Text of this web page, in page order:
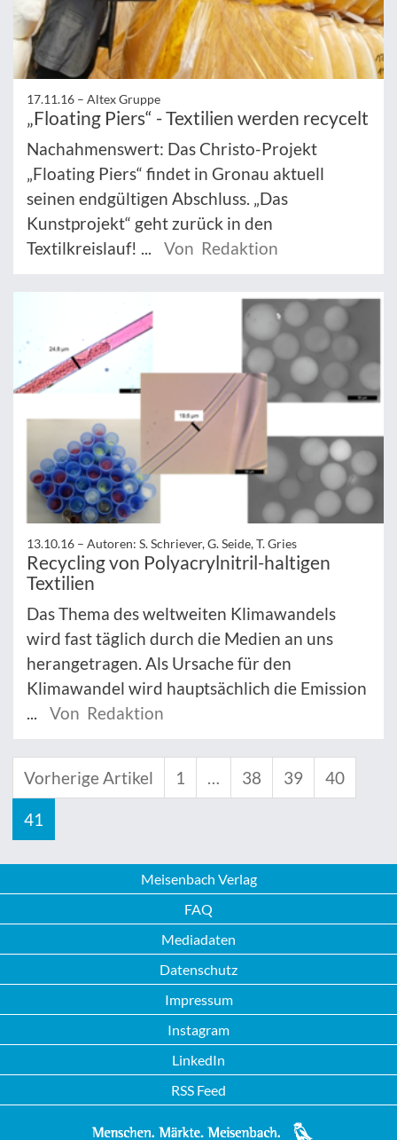
17.11.16 – Altex Gruppe
„Floating Piers“ - Textilien werden recycelt
Nachahmenswert: Das Christo-Projekt
„Floating Piers“ findet in Gronau aktuell
seinen endgültigen Abschluss. „Das
Kunstprojekt“ geht zurück in den
Textilkreislauf! ...
Von Redaktion
13.10.16 – Autoren: S. Schriever, G. Seide, T. Gries
Recycling von Polyacrylnitril-haltigen
Textilien
Das Thema des weltweiten Klimawandels
wird fast täglich durch die Medien an uns
herangetragen. Als Ursache für den
Klimawandel wird hauptsächlich die Emission
...
Von Redaktion
Vorherige Artikel 1 … 38 39 40
41
Meisenbach Verlag
FAQ
Mediadaten
Datenschutz
Impressum
Instagram
LinkedIn
RSS Feed